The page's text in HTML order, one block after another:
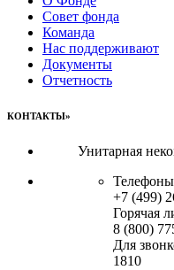
Совет фонда
Команда
Нас поддерживают
Документы
Отчетность
КОНТАКТЫ»
Унитарная
+7 (499)
Горячая
8 (800)
Для
1810